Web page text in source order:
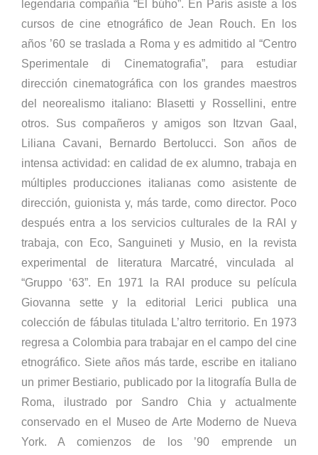
legendaria compañía “El búho”. En París asiste a los
cursos de cine etnográfico de Jean Rouch. En los
años ’60 se traslada a Roma y es admitido al “Centro
Sperimentale di Cinematografia”, para estudiar
dirección cinematográfica con los grandes maestros
del neorealismo italiano: Blasetti y Rossellini, entre
otros. Sus compañeros y amigos son Itzvan Gaal,
Liliana Cavani, Bernardo Bertolucci. Son años de
intensa actividad: en calidad de ex alumno, trabaja en
múltiples producciones italianas como asistente de
dirección, guionista y, más tarde, como director. Poco
después entra a los servicios culturales de la RAI y
trabaja, con Eco, Sanguineti y Musio, en la revista
experimental de literatura Marcatré, vinculada al
“Gruppo ‘63”. En 1971 la RAI produce su película
Giovanna sette y la editorial Lerici publica una
colección de fábulas titulada L’altro territorio. En 1973
regresa a Colombia para trabajar en el campo del cine
etnográfico. Siete años más tarde, escribe en italiano
un primer Bestiario, publicado por la litografía Bulla de
Roma, ilustrado por Sandro Chia y actualmente
conservado en el Museo de Arte Moderno de Nueva
York. A comienzos de los ’90 emprende un